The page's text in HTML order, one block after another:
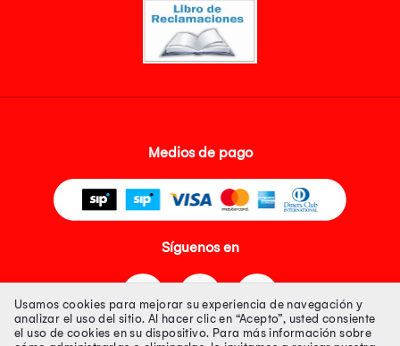
Medios de pago
Síguenos en
Usamos cookies para mejorar su experiencia de navegación y
analizar el uso del sitio. Al hacer clic en “Acepto”, usted consiente
el uso de cookies en su dispositivo. Para más información sobre